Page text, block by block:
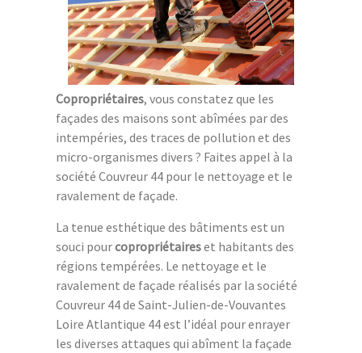
Copropriétaires, vous constatez que les
façades des maisons sont abîmées par des
intempéries, des traces de pollution et des
micro-organismes divers ? Faites appel à la
société Couvreur 44 pour le nettoyage et le
ravalement de façade.
La tenue esthétique des bâtiments est un
souci pourcopropriétaireset habitants des
régions tempérées. Le nettoyage et le
ravalement de façade réalisés par la société
Couvreur 44 de Saint-Julien-de-Vouvantes
Loire Atlantique 44 est l’idéal pour enrayer
les diverses attaques qui abîment la façade